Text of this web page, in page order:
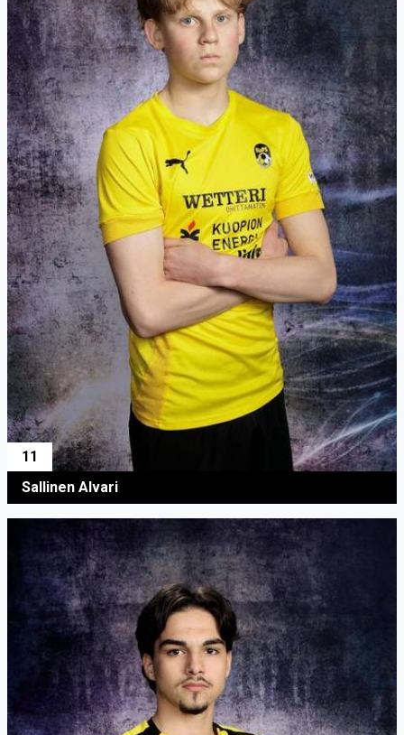
11
Sallinen Alvari